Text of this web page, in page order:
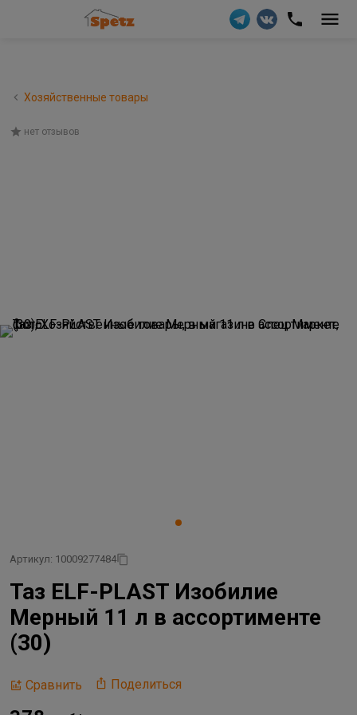
Хозяйственные товары
нет отзывов
Артикул: 10009277484
Таз ELF-PLAST Изобилие
Мерный 11 л в ассортименте
(30)
Сравнить Поделиться